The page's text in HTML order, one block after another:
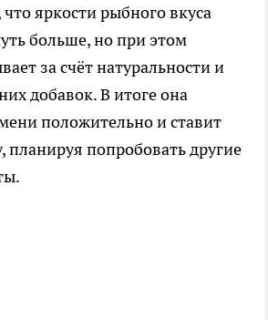
что яркости рыбного вкуса
больше, но при этом
за счёт натуральности и
добавок. В итоге она
положительно и ставит
планируя попробовать другие